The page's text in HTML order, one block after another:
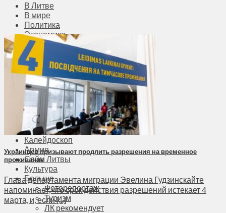
В Литве
В мире
Политика
Экономика
Бизнес
Общество
Мнения
Вильнюс
Клайпеда
Висагинас
Регионы
Соседи
Транспорт
Выбор читателей
Калейдоскоп
Армия
Сейм Литвы
Культура
Больше
Фоторепортаж
Туризм
ЛК рекомендует
Украинцев призывают продлить разрешения на временное
проживание
Глава департамента миграции Эвелина Гудзинскайте
напоминает, что срок действия разрешений истекает 4
марта, и, если [...]